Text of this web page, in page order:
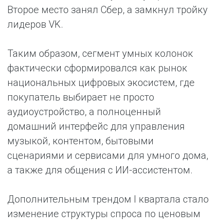
Второе место занял Сбер, а замкнул тройку
лидеров VK.
Таким образом, сегмент умных колонок
фактически сформировался как рынок
национальных цифровых экосистем, где
покупатель выбирает не просто
аудиоустройство, а полноценный
домашний интерфейс для управления
музыкой, контентом, бытовыми
сценариями и сервисами для умного дома,
а также для общения с ИИ-ассистентом.
Дополнительным трендом I квартала стало
изменение структуры спроса по ценовым